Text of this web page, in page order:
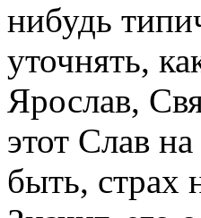
нибудь
уточнять,
Ярослав,
этот Слав
быть, страх